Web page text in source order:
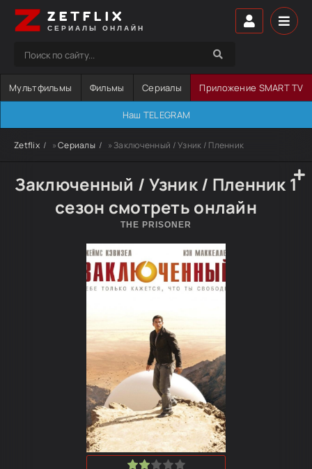
ZETFLIX
СЕРИАЛЫ ОНЛАЙН
Мультфильмы Фильмы Сериалы Приложение SMART TV
Наш TELEGRAM
Zetflix »Сериалы » Заключенный / Узник / Пленник
Заключенный / Узник / Пленник 1
сезон смотреть онлайн
THE PRISONER
4
5